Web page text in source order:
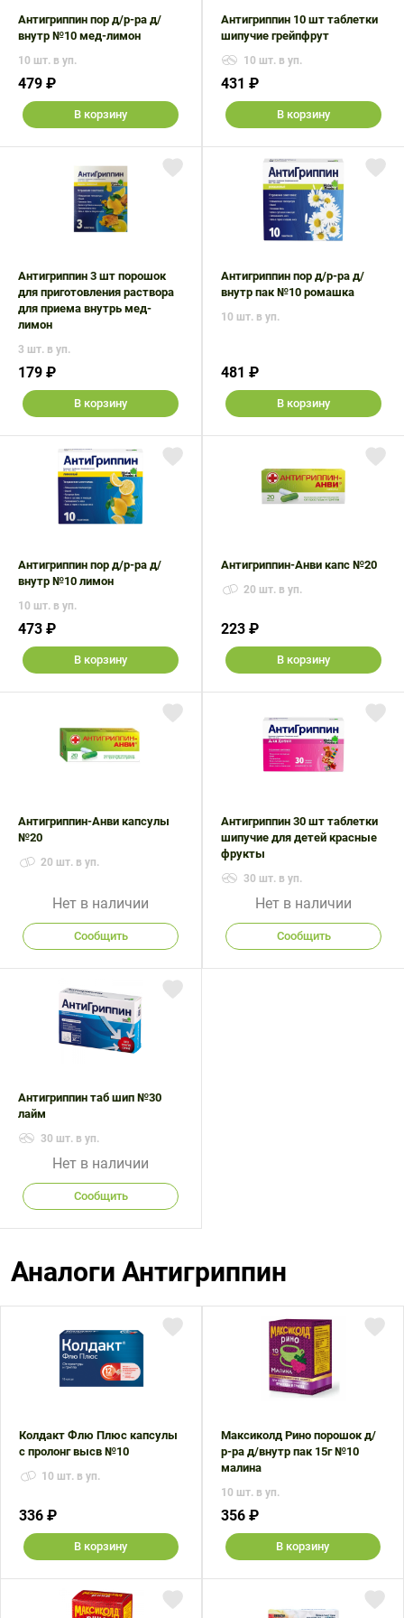
Антигриппин пор д/р-ра д/
внутр №10 мед-лимон
10 шт. в уп.
479 ₽
В корзину
Антигриппин 10 шт таблетки
шипучие грейпфрут
10 шт. в уп.
431 ₽
В корзину
Антигриппин 3 шт порошок
для приготовления раствора
для приема внутрь мед-
лимон
3 шт. в уп.
179 ₽
В корзину
Антигриппин пор д/р-ра д/
внутр пак №10 ромашка
10 шт. в уп.
481 ₽
В корзину
Антигриппин пор д/р-ра д/
внутр №10 лимон
10 шт. в уп.
473 ₽
В корзину
Антигриппин-Анви капс №20
20 шт. в уп.
223 ₽
В корзину
Антигриппин-Анви капсулы
№20
20 шт. в уп.
Нет в наличии
Сообщить
Антигриппин 30 шт таблетки
шипучие для детей красные
фрукты
30 шт. в уп.
Нет в наличии
Сообщить
Антигриппин таб шип №30
лайм
30 шт. в уп.
Нет в наличии
Сообщить
Аналоги Антигриппин
Колдакт Флю Плюс капсулы
с пролонг высв №10
10 шт. в уп.
336 ₽
В корзину
Максиколд Рино порошок д/
р-ра д/внутр пак 15г №10
малина
10 шт. в уп.
356 ₽
В корзину